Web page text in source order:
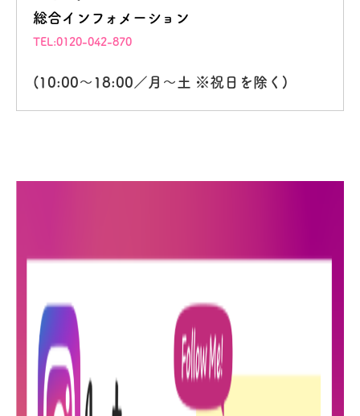
総合インフォメーション
TEL:0120-042-870
(10:00～18:00／月～土 ※祝日を除く)